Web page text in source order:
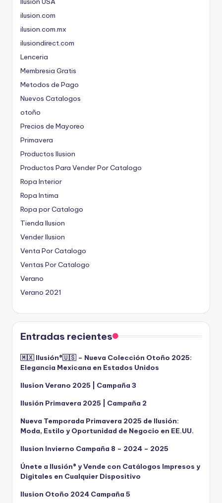
ilusion.com
ilusion.com.mx
ilusiondirect.com
Lenceria
Membresia Gratis
Metodos de Pago
Nuevos Catalogos
otoño
Precios de Mayoreo
Primavera
Productos Ilusion
Productos Para Vender Por Catalogo
Ropa Interior
Ropa Intima
Ropa por Catalogo
Tienda Ilusion
Vender Ilusion
Venta Por Catalogo
Ventas Por Catalogo
Verano
Verano 2021
Entradas recientes
🇲🇽 Ilusión®️🇺🇸 – Nueva Colección Otoño 2025:
Elegancia Mexicana en Estados Unidos
Ilusion Verano 2025 | Campaña 3
Ilusión Primavera 2025 | Campaña 2
Nueva Temporada Primavera 2025 de Ilusión:
Moda, Estilo y Oportunidad de Negocio en EE.UU.
Ilusion Invierno Campaña 8 – 2024 – 2025
Únete a Ilusión® y Vende con Catálogos Impresos y
Digitales en Cualquier Dispositivo
Ilusion Otoño 2024 Campaña 5